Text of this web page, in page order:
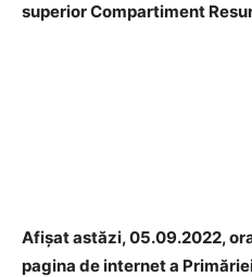
superior Compartiment
Afişat astăzi, 05.09.2022,
pagina de internet a